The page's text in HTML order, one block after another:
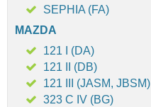
SEPHIA (FA)
MAZDA
121 I (DA)
121 II (DB)
121 III (JASM, JBSM)
323 C IV (BG)